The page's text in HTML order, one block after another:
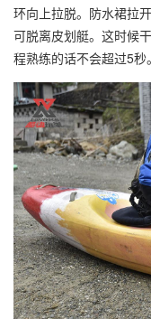
环向上拉脱。防水裙拉
可脱离皮划艇。这时候
程熟练的话不会超过5秒。